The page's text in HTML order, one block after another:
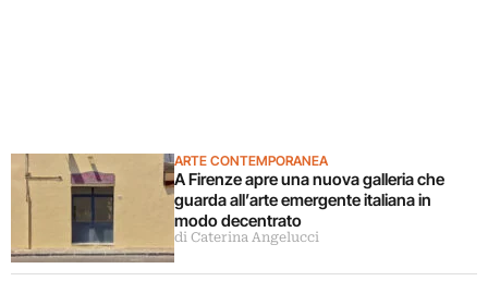
ARTE CONTEMPORANEA
A Firenze apre una nuova galleria che
guarda all’arte emergente italiana in
modo decentrato
di Caterina Angelucci